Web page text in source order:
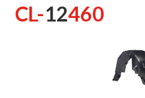
CL-12460